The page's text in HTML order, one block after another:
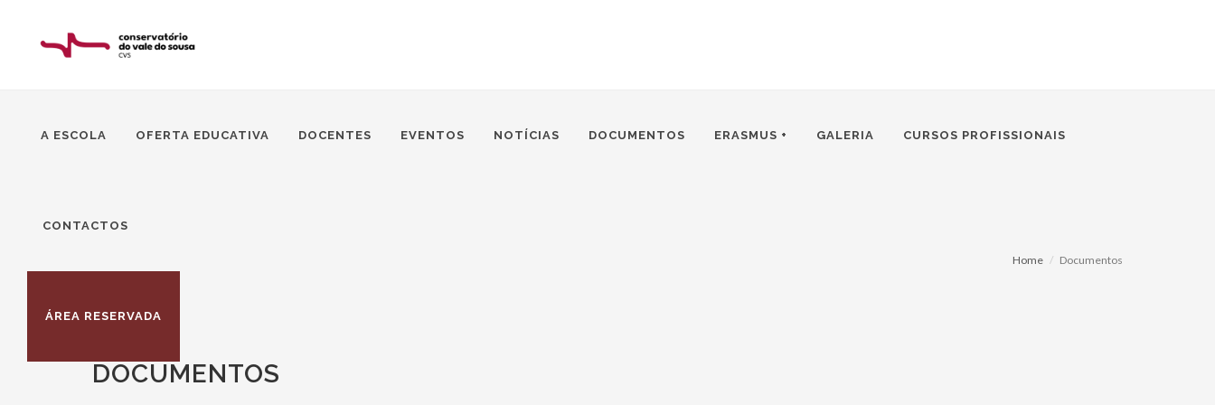
A ESCOLA OFERTA EDUCATIVA DOCENTES EVENTOS NOTÍCIAS DOCUMENTOS ERASMUS + GALERIA CURSOS PROFISSIONAIS
CONTACTOS
ÁREA RESERVADA
DOCUMENTOS
Home Documentos